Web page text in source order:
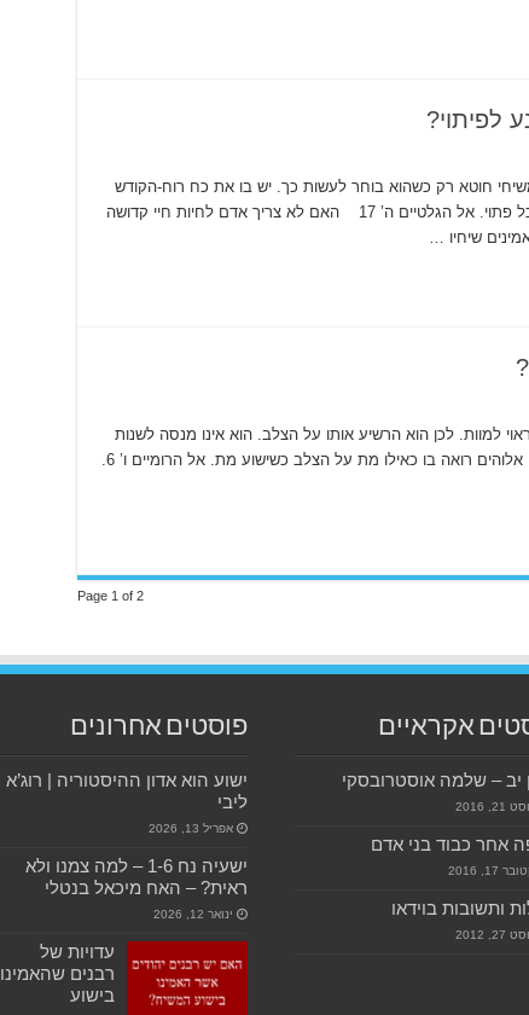
לפיתוי?
חוטא רק כשהוא בוחר לעשות כך. יש בו את כח רוח-הקודש
השוכנת בתוכו, וכח זה מספיק על מנת להתנגד לכל פתוי. אל הגלטיים ה’ 17 האם לא צריך אדם לחיות חיי קדושה
שיחיו …
למוות. לכן הוא הרשיע אותו על הצלב. הוא אינו מנסה לשנות
Page 1 of 2
אקראיים
יב – שלמה אוסטרובסקי
2016
אחר כבוד בני אדם
17, 2016
ותשובות בוידאו
2012
פוסטים אחרונים
ישוע הוא אדון ההיסטוריה | רוג’א
ליבי
אפריל 13, 2026
ישעיה נח 1-6 – למה צמנו ולא
ראית? – האח מיכאל בנטלי
ינואר 12, 2026
עדויות של
רבנים שהאמינו
בישוע